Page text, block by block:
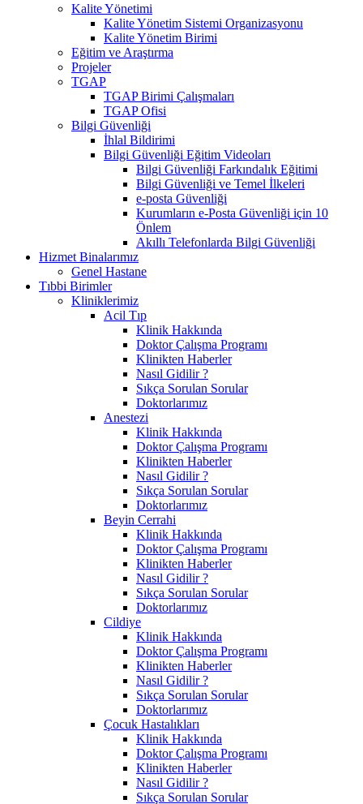
Kalite Yönetimi
Kalite Yönetim Sistemi Organizasyonu
Kalite Yönetim Birimi
Eğitim ve Araştırma
Projeler
TGAP
TGAP Birimi Çalışmaları
TGAP Ofisi
Bilgi Güvenliği
İhlal Bildirimi
Bilgi Güvenliği Eğitim Videoları
Bilgi Güvenliği Farkındalık Eğitimi
Bilgi Güvenliği ve Temel İlkeleri
e-posta Güvenliği
Kurumların e-Posta Güvenliği için 10
Önlem
Akıllı Telefonlarda Bilgi Güvenliği
Hizmet Binalarımız
Genel Hastane
Tıbbi Birimler
Kliniklerimiz
Acil Tıp
Klinik Hakkında
Doktor Çalışma Programı
Klinikten Haberler
Nasıl Gidilir ?
Sıkça Sorulan Sorular
Doktorlarımız
Anestezi
Klinik Hakkında
Doktor Çalışma Programı
Klinikten Haberler
Nasıl Gidilir ?
Sıkça Sorulan Sorular
Doktorlarımız
Beyin Cerrahi
Klinik Hakkında
Doktor Çalışma Programı
Klinikten Haberler
Nasıl Gidilir ?
Sıkça Sorulan Sorular
Doktorlarımız
Cildiye
Klinik Hakkında
Doktor Çalışma Programı
Klinikten Haberler
Nasıl Gidilir ?
Sıkça Sorulan Sorular
Doktorlarımız
Çocuk Hastalıkları
Klinik Hakkında
Doktor Çalışma Programı
Klinikten Haberler
Nasıl Gidilir ?
Sıkça Sorulan Sorular